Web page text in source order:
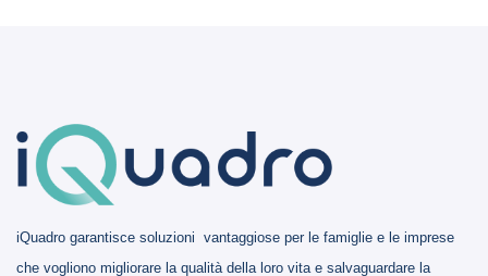
iQuadro garantisce soluzioni vantaggiose per le famiglie e le imprese
che vogliono migliorare la qualità della loro vita e salvaguardare la